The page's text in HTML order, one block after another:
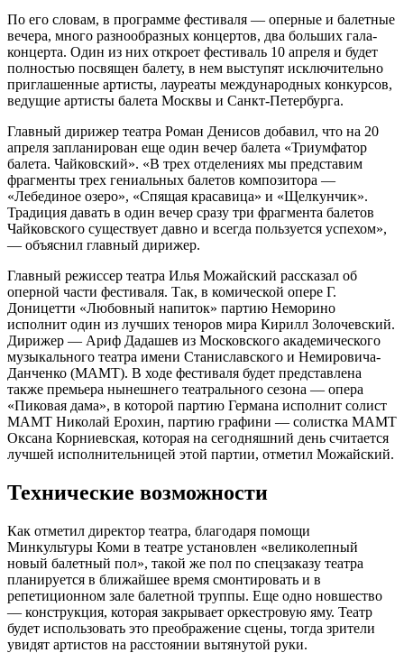
По его словам, в программе фестиваля — оперные и балетные
вечера, много разнообразных концертов, два больших гала-
концерта. Один из них откроет фестиваль 10 апреля и будет
полностью посвящен балету, в нем выступят исключительно
приглашенные артисты, лауреаты международных конкурсов,
ведущие артисты балета Москвы и Санкт-Петербурга.
Главный дирижер театра Роман Денисов добавил, что на 20
апреля запланирован еще один вечер балета «Триумфатор
балета. Чайковский». «В трех отделениях мы представим
фрагменты трех гениальных балетов композитора —
«Лебединое озеро», «Спящая красавица» и «Щелкунчик».
Традиция давать в один вечер сразу три фрагмента балетов
Чайковского существует давно и всегда пользуется успехом»,
— объяснил главный дирижер.
Главный режиссер театра Илья Можайский рассказал об
оперной части фестиваля. Так, в комической опере Г.
Доницетти «Любовный напиток» партию Неморино
исполнит один из лучших теноров мира Кирилл Золочевский.
Дирижер — Ариф Дадашев из Московского академического
музыкального театра имени Станиславского и Немировича-
Данченко (МАМТ). В ходе фестиваля будет представлена
также премьера нынешнего театрального сезона — опера
«Пиковая дама», в которой партию Германа исполнит солист
МАМТ Николай Ерохин, партию графини — солистка МАМТ
Оксана Корниевская, которая на сегодняшний день считается
лучшей исполнительницей этой партии, отметил Можайский.
Технические возможности
Как отметил директор театра, благодаря помощи
Минкультуры Коми в театре установлен «великолепный
новый балетный пол», такой же пол по спецзаказу театра
планируется в ближайшее время смонтировать и в
репетиционном зале балетной труппы. Еще одно новшество
— конструкция, которая закрывает оркестровую яму. Театр
будет использовать это преображение сцены, тогда зрители
увидят артистов на расстоянии вытянутой руки.